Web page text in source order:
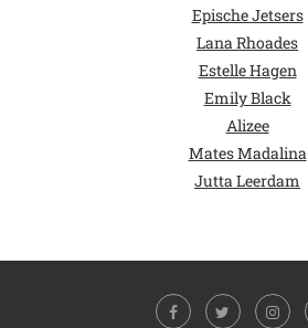
Epische Jetsers
Lana Rhoades
Estelle Hagen
Emily Black
Alizee
Mates Madalina
Jutta Leerdam